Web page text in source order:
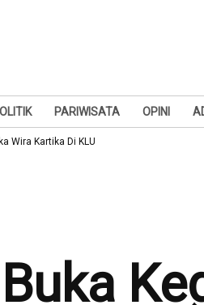
PARIWISATA OPINI
Wira Kartika Di KLU